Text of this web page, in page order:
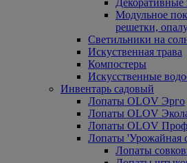
Декоративные
Модульное
решетки,
Светильники на
Искуственная трава
Компостеры
Искусственные
Инвентарь садовый
Лопаты OLOV Эрго
Лопаты OLOV
Лопаты OLOV
Лопаты 'Урожайная
Лопаты